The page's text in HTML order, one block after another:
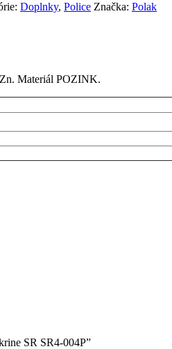
Doplnky, Police Značka: Polak
Materiál POZINK.
SR SR4-004P”